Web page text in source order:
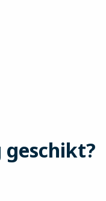
geschikt?